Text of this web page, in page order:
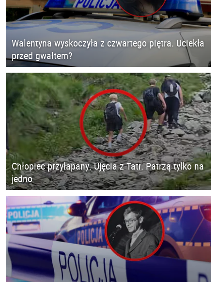
Walentyna wyskoczyła z czwartego piętra. Uciekła
przed gwałtem?
Chłopiec przyłapany. Ujęcia z Tatr. Patrzą tylko na
jedno